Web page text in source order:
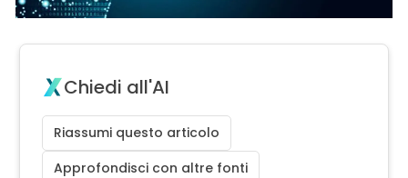
Chiedi all'AI
Riassumi questo articolo
Approfondisci con altre fonti